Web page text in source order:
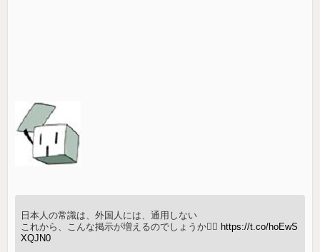
日本人の常識は、外国人には、通用しない
これから、こんな掲示が増えるのでしょうか😮‍💨 https://t.co/hoEwS
XQJN0